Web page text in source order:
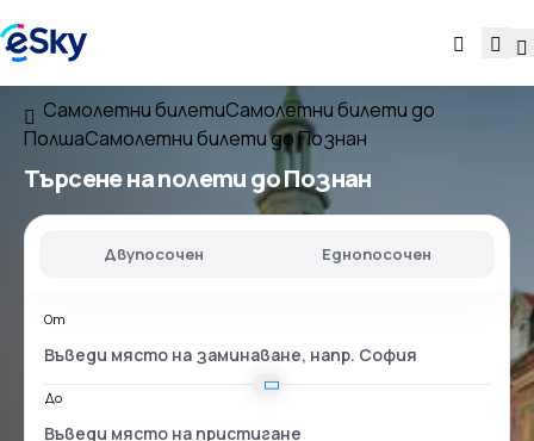
Самолетни билетиСамолетни билети до
ПолшаСамолетни билети до Познан
Търсене на полети до Познан
Двупосочен Еднопосочен
От
До